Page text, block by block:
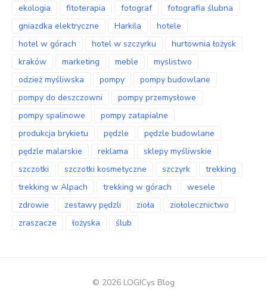
ekologia
fitoterapia fotograf
fotografia ślubna
gniazdka elektryczne
Harkila
hotele
hotel w górach
hotel w szczyrku
hurtownia łożysk
kraków
marketing meble
myslistwo
odzież myśliwska
pompy
pompy budowlane
pompy do deszczowni
pompy przemysłowe
pompy spalinowe
pompy zatapialne
produkcja brykietu
pędzle
pędzle budowlane
pędzle malarskie
reklama
sklepy myśliwskie
szczotki
szczotki kosmetyczne szczyrk
trekking
trekking w Alpach
trekking w górach
wesele
zdrowie
zestawy pędzli zioła
ziołolecznictwo
zraszacze
łożyska ślub
© 2026 LOGICys Blog